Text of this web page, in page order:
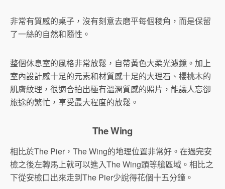
非常有質感的桌子，沒有刻意去磨平每個稜角，而是保留
了一絲的自然和隨性。
整個休息室的風格非常放鬆，自帶黃色大柔光濾鏡。加上
室內設計感十足的元素和材質感十足的大理石、櫻桃木的
肌膚紋理，很適合拍出極有溫潤質感的照片，能讓人忘卻
旅途的繁忙，享受最大程度的放鬆。
The Wing
相比於The Pier，The Wing的地理位置非常好。在過完安
檢之後左轉馬上就可以進入The Wing頭等艙區域。相比之
下從安檢口出來走到The Pier少說得花個十五分鐘。